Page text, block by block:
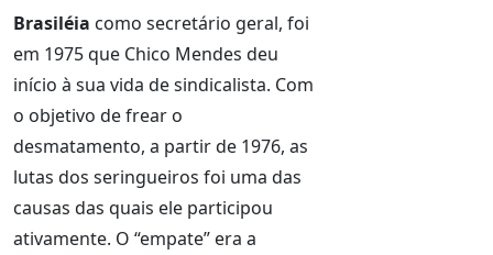
Brasiléia como secretário geral, foi
em 1975 que Chico Mendes deu
início à sua vida de sindicalista. Com
o objetivo de frear o
desmatamento, a partir de 1976, as
lutas dos seringueiros foi uma das
causas das quais ele participou
ativamente. O “empate” era a